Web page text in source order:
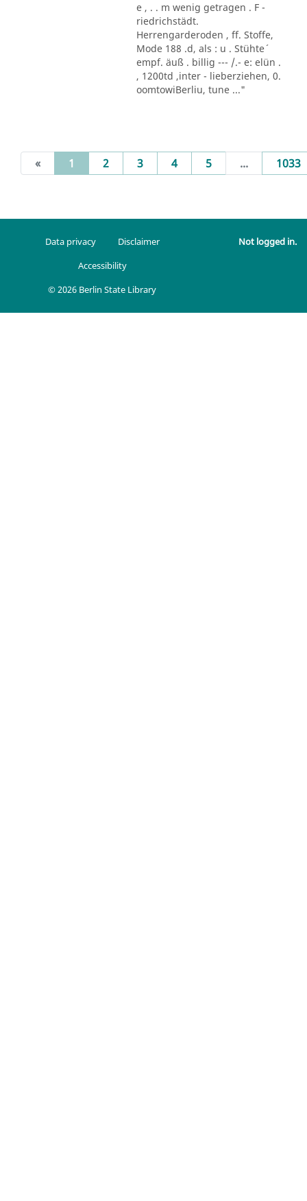
e , . . m wenig getragen . F -
riedrichstädt.
Herrengarderoden , ff. Stoffe,
Mode 188 .d, als : u . Stühte´
empf. äuß . billig --- /.- e: elün .
, 1200td ,inter - lieberziehen, 0.
oomtowiBerliu, tune ..."
« 1 (current)
2 3 4 5 ... 1033
Data privacy
Disclaimer
Accessibility
© 2026 Berlin State Library
Not logged in.